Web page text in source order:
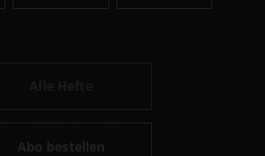
Abo bestellen